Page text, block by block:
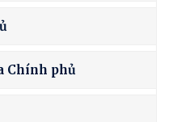
Chính phủ